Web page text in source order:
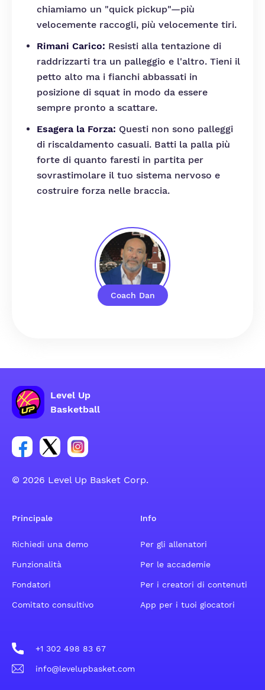
Coach Dan
chiamiamo un "quick pickup"—più
velocemente raccogli, più velocemente tiri.
Rimani Carico: Resisti alla tentazione di
raddrizzarti tra un palleggio e l'altro. Tieni il
petto alto ma i fianchi abbassati in
posizione di squat in modo da essere
sempre pronto a scattare.
Esagera la Forza: Questi non sono palleggi
di riscaldamento casuali. Batti la palla più
forte di quanto faresti in partita per
sovrastimolare il tuo sistema nervoso e
costruire forza nelle braccia.
Level Up
Basketball
Link per il gruppo social dell'account Facebook
Link per il gruppo social dell'account Tweeter
Link per il gruppo social dell'account
© 2026 Level Up Basket Corp.
Principale
Richiedi una demo
Funzionalità
Fondatori
Comitato consultivo
Info
Per gli allenatori
Per le accademie
Per i creatori di contenuti
App per i tuoi giocatori
+1 302 498 83 67
info@levelupbasket.com